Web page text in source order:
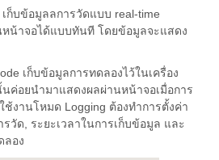
อมูลลการวัดแบบ real-time
หน้าจอได้แบบทันที โดยข้อมูลจะแสดง
ก็บข้อมูลการทดลองไว้ในเครื่อง
ค่อยนำมาแสดงผลผ่านหน้าจอเมื่อการ
งานโหมด Logging ต้องทำการตั้งค่า
รวัด, ระยะเวลาในการเก็บข้อมูล และ
ลอง